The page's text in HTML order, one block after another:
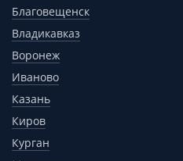
Благовещенск
Владикавказ
Воронеж
Иваново
Казань
Киров
Курган